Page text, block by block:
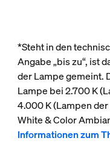
*Steht in den
Angabe „bis zu“, ist
der Lampe gemeint.
Lampe bei 2.700 K
4.000 K (Lampen
White & Color
Informationen zum